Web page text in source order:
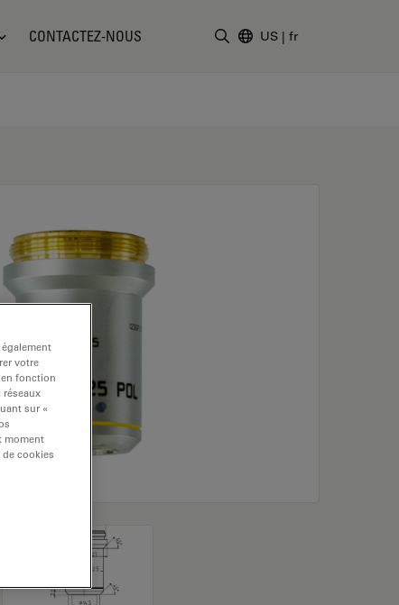
CONTACTEZ-NOUS US | fr
votre
fonction
réseaux
sur «
moment
cookies